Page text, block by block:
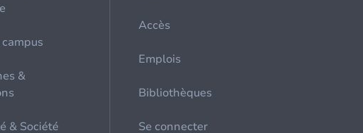
&
& Société
Accès
Emplois
Bibliothèques
Se connecter